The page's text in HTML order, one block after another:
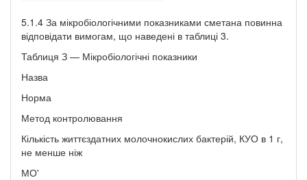
5.1.4 За мікробіологічними показниками сметана повинна
відповідати вимогам, що наведені в таблиці 3.
Таблиця З — Мікробіологічні показники
Назва
Норма
Метод контролювання
Кількість життєздатних молочнокислих бактерій, КУО в 1 г,
не менше ніж
МО'